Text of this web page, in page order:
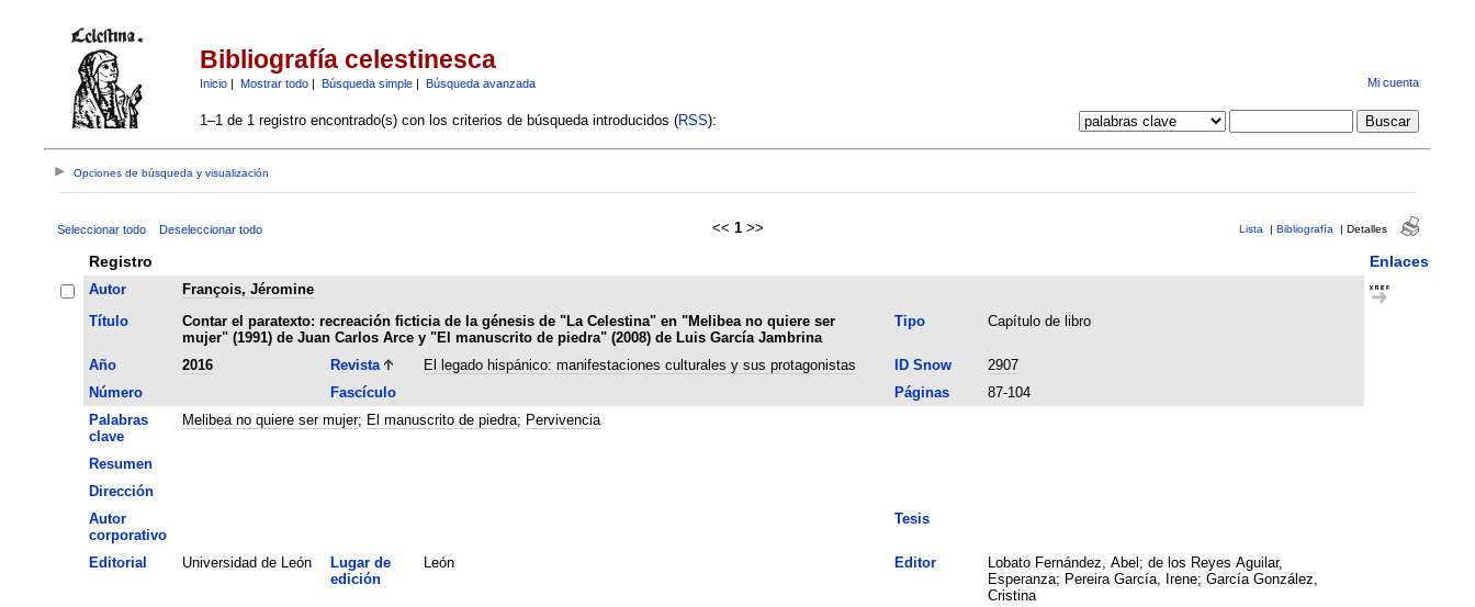
Bibliografía celestinesca
Inicio| Mostrar todo| Búsqueda simple| Búsqueda avanzada Mi cuenta
1–1 de 1 registro encontrado(s) con los criterios de búsqueda introducidos (RSS):
Opciones de búsqueda y visualización
Seleccionar todo Deseleccionar todo << 1 >> Lista | Bibliografía | Detalles
Registro Enlaces
Autor
François, Jéromine
Título
Contar el paratexto: recreación ficticia de la génesis de "La Celestina" en "Melibea no quiere ser
mujer" (1991) de Juan Carlos Arce y "El manuscrito de piedra" (2008) de Luis García Jambrina
Tipo Capítulo de libro
Año 2016 Revista El legado hispánico: manifestaciones culturales y sus protagonistas ID Snow
2907
Número
Fascículo Páginas
87-104
Palabras
clave
Melibea no quiere ser mujer; El manuscrito de piedra; Pervivencia
Resumen
Dirección
Autor
corporativo
Tesis
Editorial Universidad de León
Lugar de
edición
León Editor
Lobato Fernández, Abel; de los Reyes Aguilar,
Esperanza; Pereira García, Irene; García González,
Cristina